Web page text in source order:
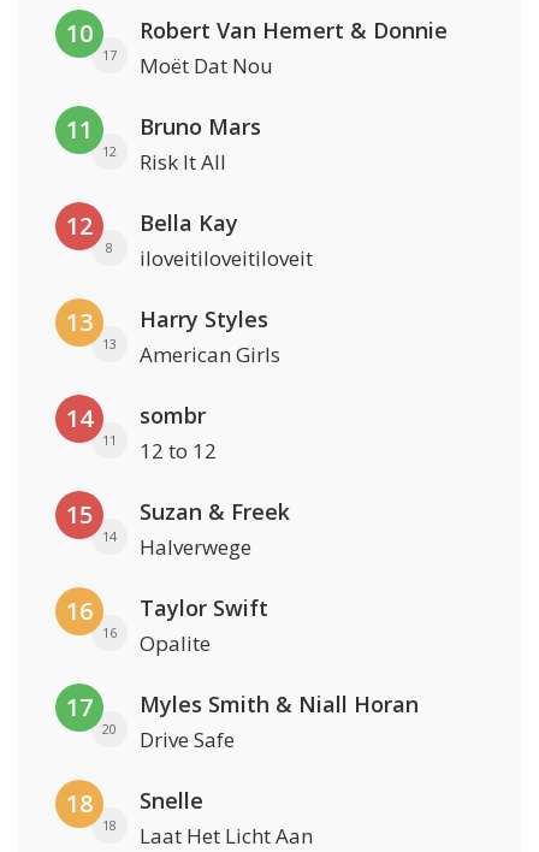
10
17
Robert Van Hemert & Donnie
Moët Dat Nou
11
12
Bruno Mars
Risk It All
12
8
Bella Kay
iloveitiloveitiloveit
13
13
Harry Styles
American Girls
14
11
sombr
12 to 12
15
14
Suzan & Freek
Halverwege
16
16
Taylor Swift
Opalite
17
20
Myles Smith & Niall Horan
Drive Safe
18
18
Snelle
Laat Het Licht Aan